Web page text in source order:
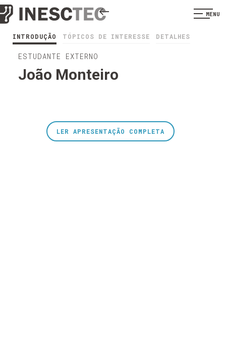
MENU
INTRODUÇÃO TÓPICOS DE INTERESSE DETALHES
ESTUDANTE EXTERNO
João Monteiro
LER APRESENTAÇÃO COMPLETA